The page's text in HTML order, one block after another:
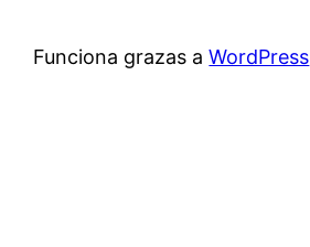
Funciona grazas aWordPress